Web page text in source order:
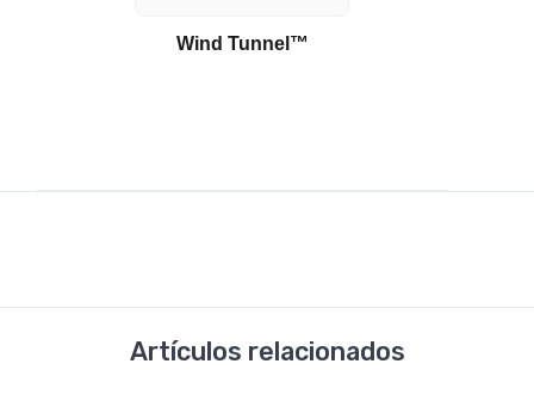
Wind Tunnel™
Artículos relacionados